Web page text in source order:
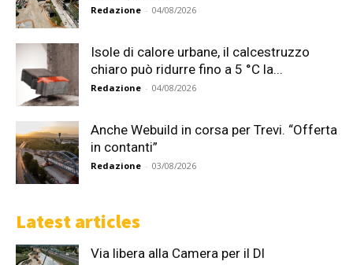
Redazione - 04/08/2026
Isole di calore urbane, il calcestruzzo
chiaro può ridurre fino a 5 °C la...
Redazione - 04/08/2026
Anche Webuild in corsa per Trevi. “Offerta
in contanti”
Redazione - 03/08/2026
Latest articles
Via libera alla Camera per il Dl